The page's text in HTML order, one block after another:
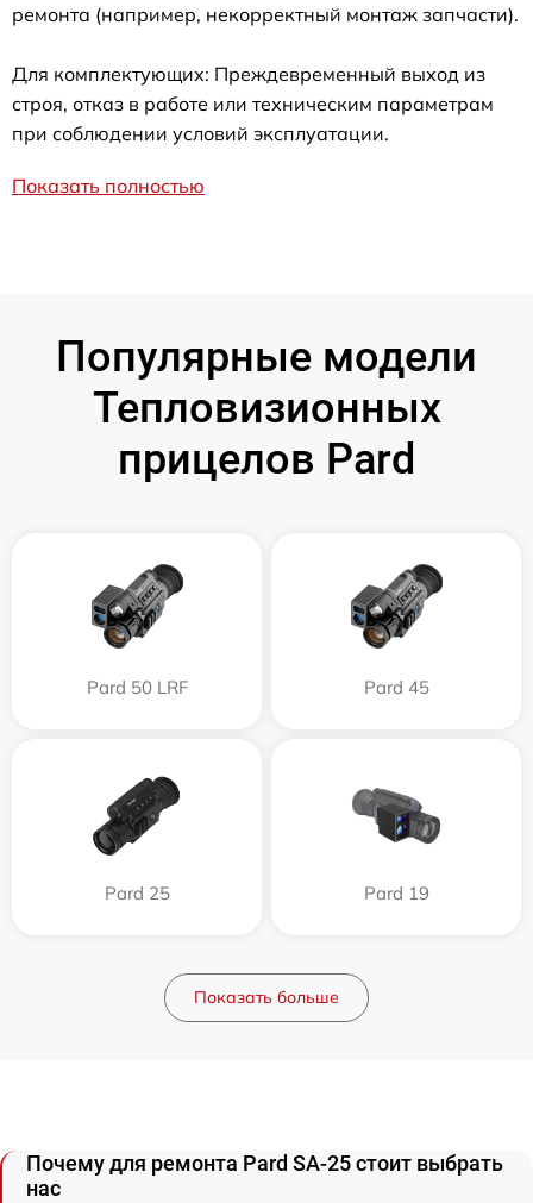
ремонта (например, некорректный монтаж запчасти).
Для комплектующих: Преждевременный выход из
строя, отказ в работе или техническим параметрам
при соблюдении условий эксплуатации.
Показать полностью
Популярные модели
Тепловизионных
прицелов Pard
Pard 50 LRF Pard 45
Pard 25 Pard 19
Показать больше
Почему для ремонта Pard SA-25 стоит выбрать
нас